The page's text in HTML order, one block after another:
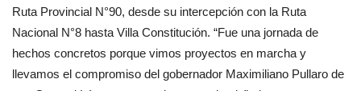
Ruta Provincial N°90, desde su intercepción con la Ruta
Nacional N°8 hasta Villa Constitución. “Fue una jornada de
hechos concretos porque vimos proyectos en marcha y
llevamos el compromiso del gobernador Maximiliano Pullaro de